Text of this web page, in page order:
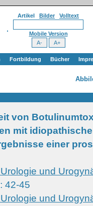
Artikel Bilder Volltext
Mobile Version
Fortbildung Bücher
von
mit
einer
und
: 42-45
und